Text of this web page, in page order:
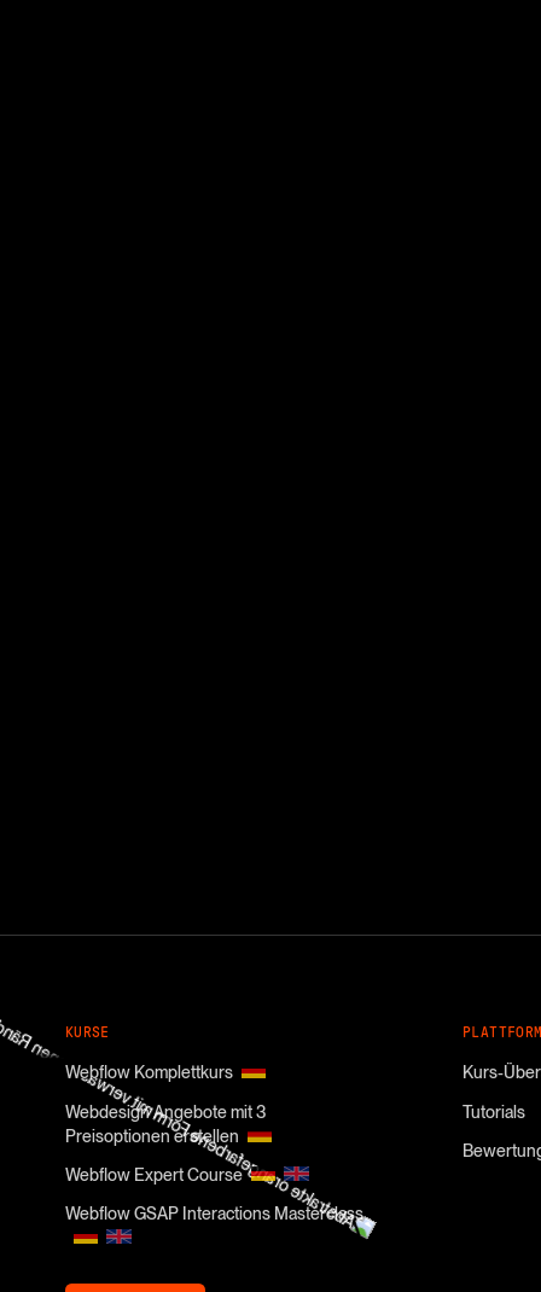
KURSE
Webflow Komplettkurs
Webdesign Angebote mit 3
Preisoptionen erstellen
Webflow Expert Course
Webflow GSAP Interactions Masterclass
PLATTFORM
Kurs-
Tutorials